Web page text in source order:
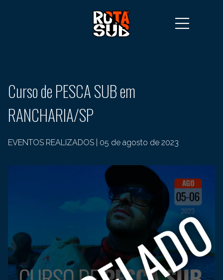
Curso de PESCA SUB em
RANCHARIA/SP
EVENTOS REALIZADOS 05 de agosto de 2023